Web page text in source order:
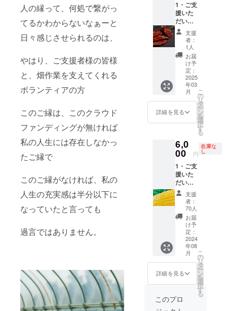
人の縁って、何処で繋がっ
てるかわからないなぁーと
日々感じさせられるのは、
やはり、ご支援者様の皆様
と、畑作業を支えてくれる
ボランティアの方
このご縁は、このクラウド
ファンディングが無ければ
私の人生には存在しなかっ
たご縁で
このご縁がなければ、私の
人生の充実感は半分以下に
なっていたと言っても
過言ではありません。
栽培方
法の
為、検
品作業
によ
り、穂
先の毛
を切っ
ている
場合が
ありま
す。ご
さい
移動の
為、再
度認証
を取得
準備中
です そ
の旨、
ご了承
下さい
グッと
詰め込
んでお
届けし
ます。
(上記は
例であ
り、内
容はそ
の時に
よって
ますの
で、そ
さい) こ
ちらの
商品
は、5年
前から
クラウ
ドファ
ンディ
ング に
出させ
て頂い
ていた
野菜と
栽培方
法は変
せん
が、 畑
為、再
度認証
地:日本
・サイ
ズ/重
量:1㎏
前後(1
本あた
り
200g5
本入り)
・発送
方法:
クール
便 「原
材料及
示はお
届け商
品のラ
ベルに
表記さ
れま
す。 商
品開封
前には
必ずお
届けの
リター
ンに貼
付され
たラベ
意書き
をご確
さ
い。」
れると
うもろ
こしの
リター
ンにな
りま
す。 ・
お届け
予定:
2024年
8月中旬
・受け
渡し方
法: クー
称:高糖
度フ
ルーツ
コーン
・原産
国／産
地:日本
・サイ
ズ/重
量:1本
350g〜
400g×2
0本 ・
保存方
法:冷蔵
庫 こち
らの商
品は、5
らクラ
1・ご支
援いた
だいた
大切な
支援者
の方々
に御礼
のメー
北海道
産
オーガ
ニック
ピンク
ニンニ
ク使用
鹿肉
ソー
セージ
・お届
け予定:
2025年
3月下旬
・受け
渡し方
法: クー
ル便で
のお届
称:オー
ガニッ
クピン
クニン
のドラ
イソー
支援
者：
1人
お届
け予
定：
2025
年03
月
詳細を見る
こ
の
リ
タ
ー
ン
を
選
択
す
る
6,0
00 円
在庫な
し
1・ご支
援いた
だいた
大切な
支援者
の方々
に御礼
のメー
北海道
産 高糖
度フ
ルーツ
コーン
(10本入
り) 糖度
18度〜
20度 生
支援
者：
70人
お届
け予
定：
2024
年08
月
詳細を見る
こ
の
リ
タ
ー
ン
を
選
択
す
る
このプロ